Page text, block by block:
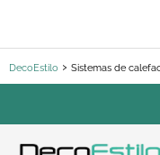
DecoEstilo Sistemas de